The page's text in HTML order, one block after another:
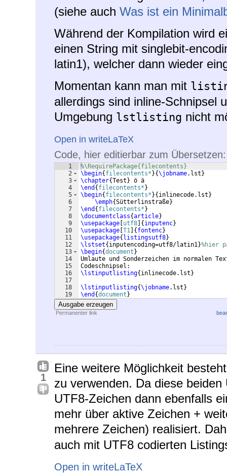
(siehe auch Was ist ein
Während der Kompilation wird
einen String mit singlebit-
latin1), welcher dann wieder
Momentan kann man mit
allerdings sind inline-Schnipsel
Umgebung lstlisting nicht
Open in writeLaTeX
Code, hier editierbar zum Übersetzen:
1
2
3
4
5
6
7
8
9
10
11
12
13
14
15
16
17
18
19
%\RequirePackage{filecontents}
\begin{ filecontents* }{\jobname.lst }
\chapter{Test } ö ä
\end { filecontents* }
\begin{ filecontents* }{ inlinecode.lst }
\emph{Sütterlinstraße}
\end { filecontents* }
\documentclass{article}
\usepackage utf8 { inputenc}
\usepackage T1 { fontenc}
\usepackage{ listingsutf8}
\lstset{ inputencoding=utf8/latin1}%hier
\begin{document }
Umlaute und Sonderzeichen im normalen
Codeschnipsel:
\lstinputlisting{ inlinecode.lst }
\lstinputlisting{\jobname.lst }
\end {document }
Ausgabe erzeugen
Permanenter link
1
Eine weitere Möglichkeit
zu verwenden. Da diese
UTF8-Zeichen dann ebenfalls
mehr über aktive Zeichen +
mehrere Zeichen) realisiert.
auch mit UTF8 codierten
Open in writeLaTeX